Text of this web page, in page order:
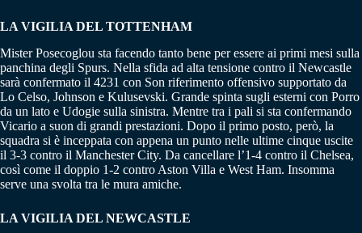
LA VIGILIA DEL TOTTENHAM
Mister Posecoglou sta facendo tanto bene per essere ai primi mesi sulla
panchina degli Spurs. Nella sfida ad alta tensione contro il Newcastle
sarà confermato il 4231 con Son riferimento offensivo supportato da
Lo Celso, Johnson e Kulusevski. Grande spinta sugli esterni con Porro
da un lato e Udogie sulla sinistra. Mentre tra i pali si sta confermando
Vicario a suon di grandi prestazioni. Dopo il primo posto, però, la
squadra si è inceppata con appena un punto nelle ultime cinque uscite
il 3-3 contro il Manchester City. Da cancellare l’1-4 contro il Chelsea,
così come il doppio 1-2 contro Aston Villa e West Ham. Insomma
serve una svolta tra le mura amiche.
LA VIGILIA DEL NEWCASTLE